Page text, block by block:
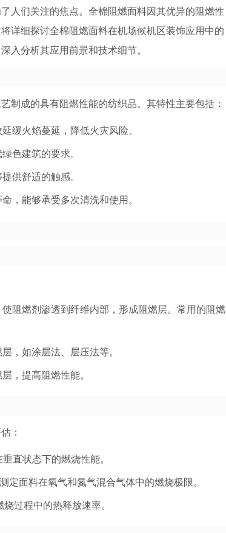
人们关注的焦点。全棉阻燃面料因其优异的阻燃性
详细探讨全棉阻燃面料在机场候机区装饰应用中的
入分析其应用前景和技术细节。
制成的具有阻燃性能的纺织品。其特性主要包括：
缓火焰蔓延，降低火灾风险。
色建筑的要求。
供舒适的触感。
，能够承受多次清洗和使用。
阻燃剂渗透到纤维内部，形成阻燃层。常用的阻燃
，如涂层法、层压法等。
，提高阻燃性能。
：
直状态下的燃烧性能。
定面料在氧气和氮气混合气体中的燃烧极限。
过程中的热释放速率。